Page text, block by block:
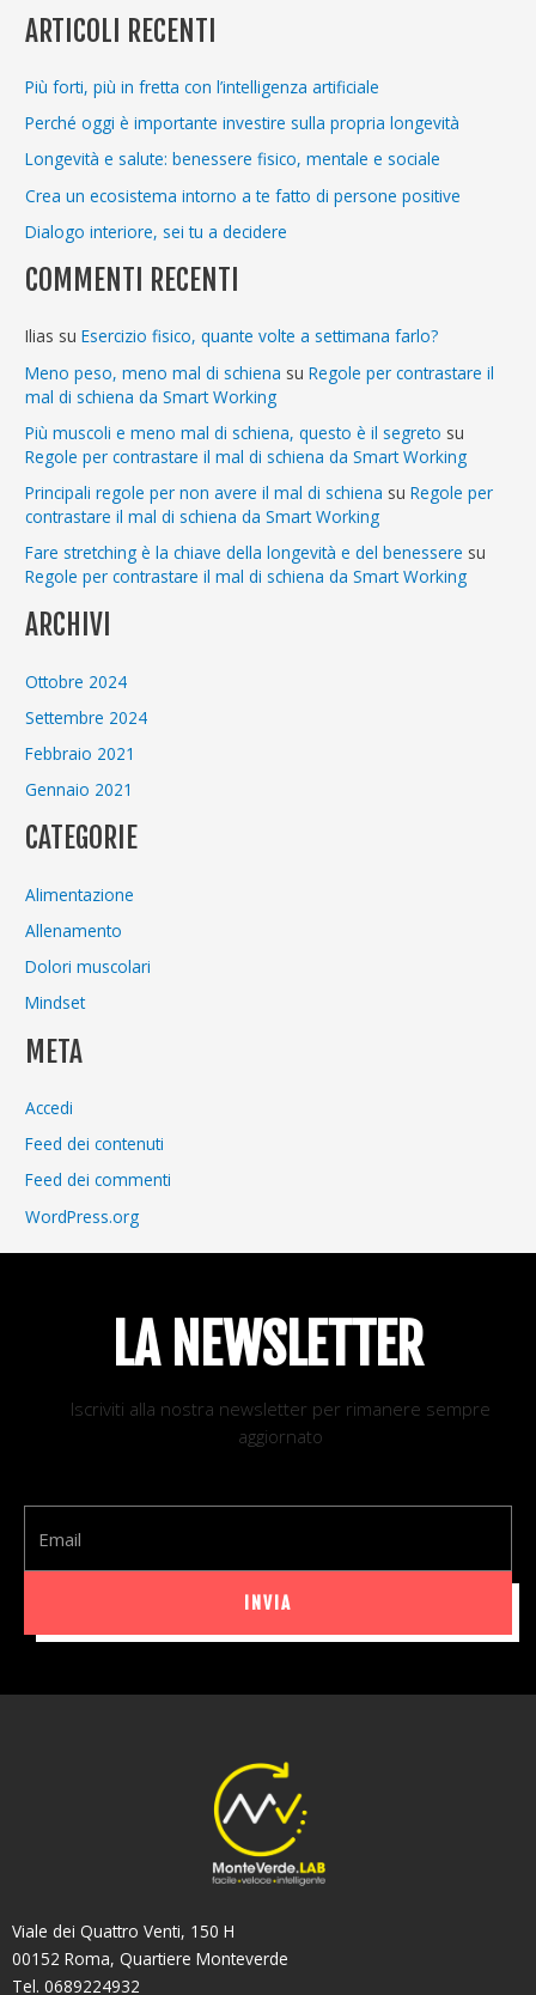
r
a
:
ARTICOLI RECENTI
Più forti, più in fretta con l’intelligenza artificiale
Perché oggi è importante investire sulla propria longevità
Longevità e salute: benessere fisico, mentale e sociale
Crea un ecosistema intorno a te fatto di persone positive
Dialogo interiore, sei tu a decidere
COMMENTI RECENTI
Ilias suEsercizio fisico, quante volte a settimana farlo?
Meno peso, meno mal di schiena suRegole per contrastare il
mal di schiena da Smart Working
Più muscoli e meno mal di schiena, questo è il segreto su
Regole per contrastare il mal di schiena da Smart Working
Principali regole per non avere il mal di schiena suRegole per
contrastare il mal di schiena da Smart Working
Fare stretching è la chiave della longevità e del benessere su
Regole per contrastare il mal di schiena da Smart Working
ARCHIVI
Ottobre 2024
Settembre 2024
Febbraio 2021
Gennaio 2021
CATEGORIE
Alimentazione
Allenamento
Dolori muscolari
Mindset
META
Accedi
Feed dei contenuti
Feed dei commenti
WordPress.org
LA NEWSLETTER
Iscriviti alla nostra newsletter per rimanere sempre
aggiornato
INVIA
Viale dei Quattro Venti, 150 H
00152 Roma, Quartiere Monteverde
Tel. 0689224932